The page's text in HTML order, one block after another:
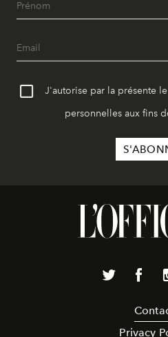
J'autorise par la présente
personnelles aux fins
Privacy